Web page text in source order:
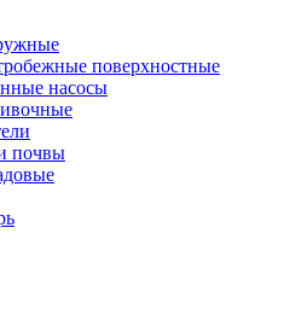
поверхностные
насосы
почвы